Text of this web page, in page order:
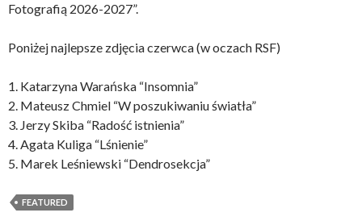
Fotografią 2026-2027”.
Poniżej najlepsze zdjęcia czerwca (w oczach RSF)
1. Katarzyna Warańska “Insomnia”
2. Mateusz Chmiel “W poszukiwaniu światła”
3. Jerzy Skiba “Radość istnienia”
4. Agata Kuliga “Lśnienie”
5. Marek Leśniewski “Dendrosekcja”
FEATURED